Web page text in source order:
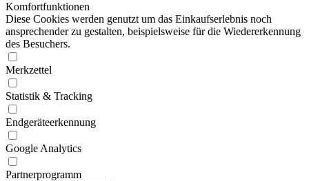
Komfortfunktionen
Diese Cookies werden genutzt um das Einkaufserlebnis noch
ansprechender zu gestalten, beispielsweise für die Wiedererkennung
des Besuchers.
Merkzettel
Statistik & Tracking
Endgeräteerkennung
Google Analytics
Partnerprogramm